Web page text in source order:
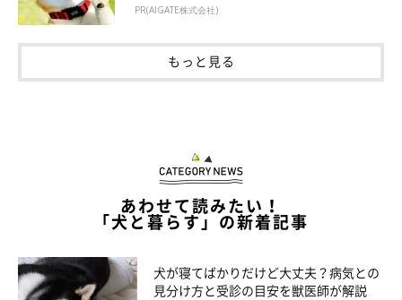
PR(AIGATE株式会社)
もっと見る
あわせて読みたい！
「犬と暮らす」の新着記事
犬が寝てばかりだけど大丈夫？病気との
見分け方と受診の目安を獣医師が解説